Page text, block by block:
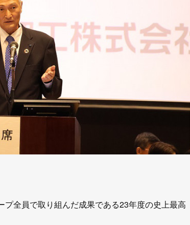
全員で取り組んだ成果である23年度の史上最高